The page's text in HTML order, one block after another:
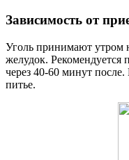
Зависимость от
Уголь принимают утром
желудок. Рекомендуется
через 40-60 минут
питье.